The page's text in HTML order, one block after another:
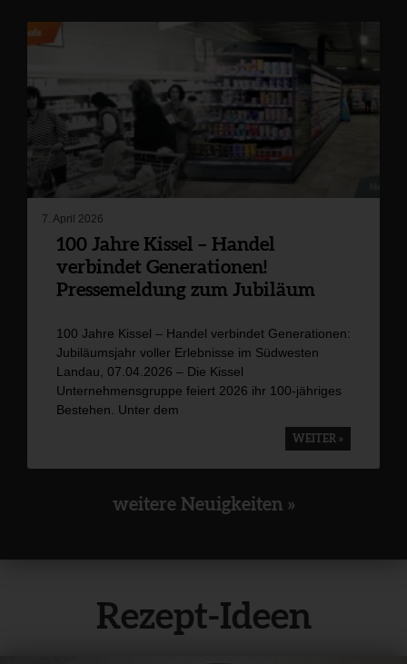
100 Jahre Kissel – Handel
verbindet Generationen!
Pressemeldung zum Jubiläum
100 Jahre Kissel – Handel verbindet Generationen:
Jubiläumsjahr voller Erlebnisse im Südwesten
Landau, 07.04.2026 – Die Kissel
Unternehmensgruppe feiert 2026 ihr 100-jähriges
Bestehen. Unter dem
WEITER »
7. April 2026
weitere Neuigkeiten »
Rezept-Ideen